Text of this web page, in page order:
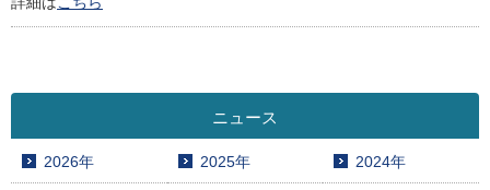
ニュース
2026年 2025年 2024年